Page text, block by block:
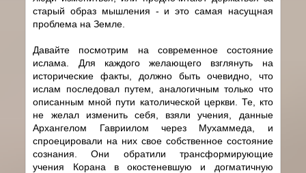
старый образ мышления - и это самая насущная
проблема на Земле.
Давайте посмотрим на современное состояние
ислама. Для каждого желающего взглянуть на
исторические факты, должно быть очевидно, что
ислам последовал путем, аналогичным только что
описанным мной пути католической церкви. Те, кто
не желал изменить себя, взяли учения, данные
Архангелом Гавриилом через Мухаммеда, и
спроецировали на них свое собственное состояние
сознания. Они обратили трансформирующие
учения Корана в окостеневшую и догматичную